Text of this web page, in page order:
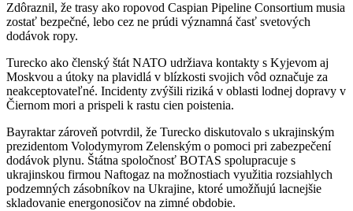
Zdôraznil, že trasy ako ropovod Caspian Pipeline Consortium musia
zostať bezpečné, lebo cez ne prúdi významná časť svetových
dodávok ropy.
Turecko ako členský štát NATO udržiava kontakty s Kyjevom aj
Moskvou a útoky na plavidlá v blízkosti svojich vôd označuje za
neakceptovateľné. Incidenty zvýšili riziká v oblasti lodnej dopravy v
Čiernom mori a prispeli k rastu cien poistenia. ​
Bayraktar zároveň potvrdil, že Turecko diskutovalo s ukrajinským
prezidentom Volodymyrom Zelenským o pomoci pri zabezpečení
dodávok plynu. Štátna spoločnosť BOTAS spolupracuje s
ukrajinskou firmou Naftogaz na možnostiach využitia rozsiahlych
podzemných zásobníkov na Ukrajine, ktoré umožňujú lacnejšie
skladovanie energonosičov na zimné obdobie.